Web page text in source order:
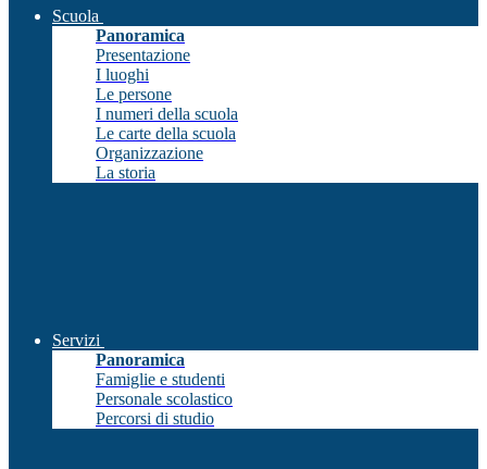
Scuola
Panoramica
Presentazione
I luoghi
Le persone
I numeri della scuola
Le carte della scuola
Organizzazione
La storia
Servizi
Panoramica
Famiglie e studenti
Personale scolastico
Percorsi di studio